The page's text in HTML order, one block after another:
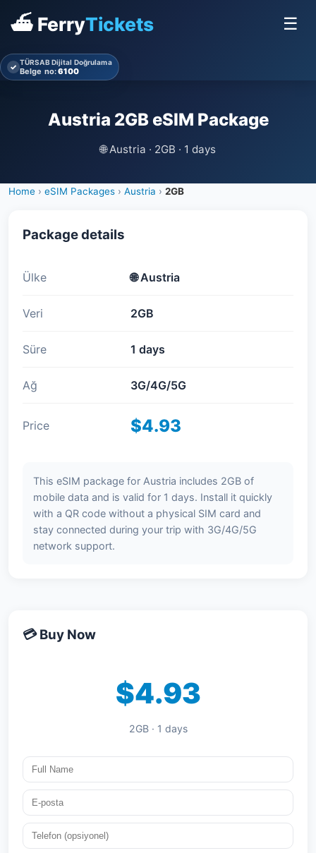
⛴ FerryTickets ☰
✓ TÜRSAB Dijital Doğrulama
Belge no:6100
Austria 2GB eSIM Package
🌐Austria · 2GB · 1 days
Home › eSIM Packages › Austria › 2GB
Package details
Ülke 🌐Austria
Veri 2GB
Süre 1 days
Ağ 3G/4G/5G
Price $4.93
This eSIM package for Austria includes 2GB of
mobile data and is valid for 1 days. Install it quickly
with a QR code without a physical SIM card and
stay connected during your trip with 3G/4G/5G
network support.
💳 Buy Now
$4.93
2GB · 1 days